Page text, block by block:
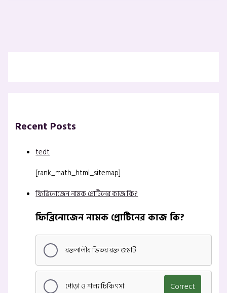
Recent Posts
tedt
[rank_math_html_sitemap]
ফিব্রিনোজেন নামক প্রোটিনের কাজ কি?
ফিব্রিনোজেন নামক প্রোটিনের কাজ কি?
রক্তনালীর ভিতর রক্ত জমাট
পোড়া ও শল্য চিকিৎসা Correct